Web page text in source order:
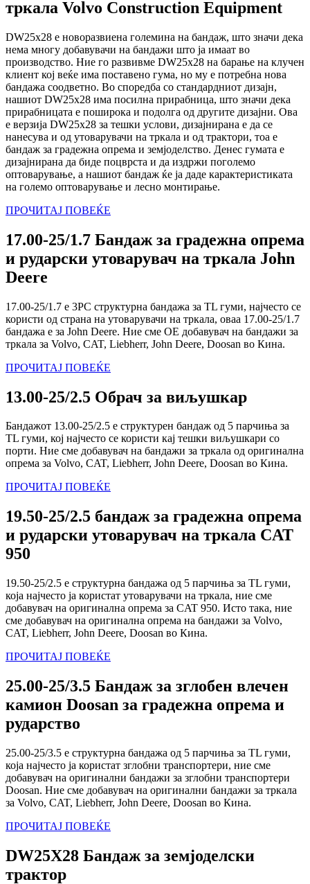
тркала Volvo Construction Equipment
DW25x28 е новоразвиена големина на бандаж, што значи дека
нема многу добавувачи на бандажи што ја имаат во
производство. Ние го развивме DW25x28 на барање на клучен
клиент кој веќе има поставено гума, но му е потребна нова
бандажа соодветно. Во споредба со стандардниот дизајн,
нашиот DW25x28 има посилна прирабница, што значи дека
прирабницата е поширока и подолга од другите дизајни. Ова
е верзија DW25x28 за тешки услови, дизајнирана е да се
нанесува и од утоварувачи на тркала и од трактори, тоа е
бандаж за градежна опрема и земјоделство. Денес гумата е
дизајнирана да биде поцврста и да издржи поголемо
оптоварување, а нашиот бандаж ќе ја даде карактеристиката
на големо оптоварување и лесно монтирање.
ПРОЧИТАЈ ПОВЕЌЕ
17.00-25/1.7 Бандаж за градежна опрема
и рударски утоварувач на тркала John
Deere
17.00-25/1.7 е 3PC структурна бандажа за TL гуми, најчесто се
користи од страна на утоварувачи на тркала, оваа 17.00-25/1.7
бандажа е за John Deere. Ние сме OE добавувач на бандажи за
тркала за Volvo, CAT, Liebherr, John Deere, Doosan во Кина.
ПРОЧИТАЈ ПОВЕЌЕ
13.00-25/2.5 Обрач за виљушкар
Бандажот 13.00-25/2.5 е структурен бандаж од 5 парчиња за
TL гуми, кој најчесто се користи кај тешки виљушкари со
порти. Ние сме добавувач на бандажи за тркала од оригинална
опрема за Volvo, CAT, Liebherr, John Deere, Doosan во Кина.
ПРОЧИТАЈ ПОВЕЌЕ
19.50-25/2.5 бандаж за градежна опрема
и рударски утоварувач на тркала CAT
950
19.50-25/2.5 е структурна бандажа од 5 парчиња за TL гуми,
која најчесто ја користат утоварувачи на тркала, ние сме
добавувач на оригинална опрема за CAT 950. Исто така, ние
сме добавувач на оригинална опрема на бандажи за Volvo,
CAT, Liebherr, John Deere, Doosan во Кина.
ПРОЧИТАЈ ПОВЕЌЕ
25.00-25/3.5 Бандаж за зглобен влечен
камион Doosan за градежна опрема и
рударство
25.00-25/3.5 е структурна бандажа од 5 парчиња за TL гуми,
која најчесто ја користат зглобни транспортери, ние сме
добавувач на оригинални бандажи за зглобни транспортери
Doosan. Ние сме добавувач на оригинални бандажи за тркала
за Volvo, CAT, Liebherr, John Deere, Doosan во Кина.
ПРОЧИТАЈ ПОВЕЌЕ
DW25X28 Бандаж за земјоделски
трактор